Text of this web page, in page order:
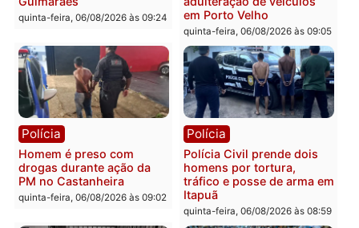
Policiais militares
recuperam moto furtada e
Leste
quinta-feira, 06/08/2026 às 09:28
Jovem é encontrado
na Rua dos Cravos e
é investigado pela
em RO
quinta-feira, 06/08/2026 às
Polícia Polícia
Três suspeitos ligados a